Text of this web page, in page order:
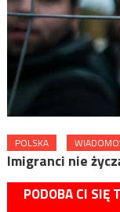
POLSKA
Imigranci nie
PODOBA CI SIĘ